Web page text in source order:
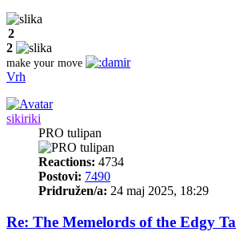
2
2
make your move
Vrh
sikiriki
PRO tulipan
Reactions: 4734
Postovi: 7490
Pridružen/a: 24 maj 2025, 18:29
Re: The Memelords of the Edgy